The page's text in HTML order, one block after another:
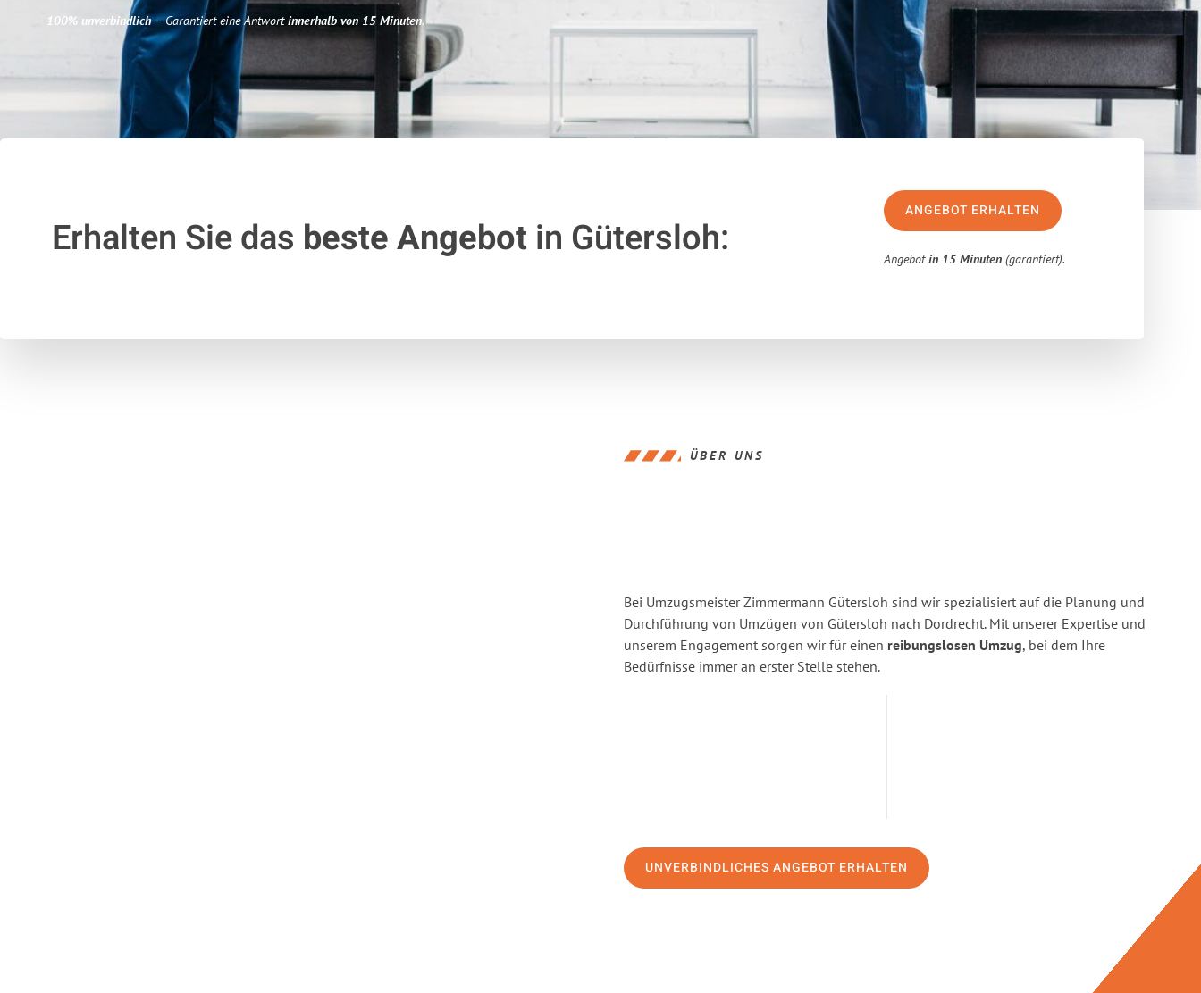
100% unverbindlich– Garantiert eine Antwortinnerhalb von 15 Minuten.
Erhalten Sie das beste Angebotin Gütersloh:
ANGEBOT ERHALTEN
Angebotin 15 Minuten (garantiert).
ÜBER UNS
Bei Umzugsmeister Zimmermann Gütersloh sind wir spezialisiert auf die Planung und
Durchführung von Umzügen von Gütersloh nach Dordrecht. Mit unserer Expertise und
unserem Engagement sorgen wir für einen reibungslosen Umzug, bei dem Ihre
Bedürfnisse immer an erster Stelle stehen.
UNVERBINDLICHES ANGEBOT ERHALTEN